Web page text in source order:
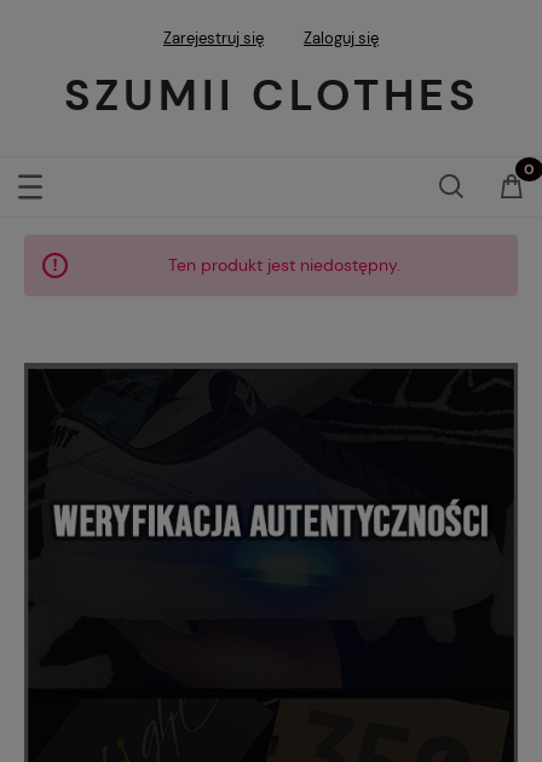
Zarejestruj się Zaloguj się
SZUMII CLOTHES
Ten produkt jest niedostępny.